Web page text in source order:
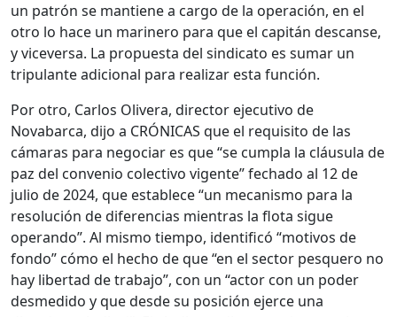
un patrón se mantiene a cargo de la operación, en el
otro lo hace un marinero para que el capitán descanse,
y viceversa. La propuesta del sindicato es sumar un
tripulante adicional para realizar esta función.
Por otro, Carlos Olivera, director ejecutivo de
Novabarca, dijo a CRÓNICAS que el requisito de las
cámaras para negociar es que “se cumpla la cláusula de
paz del convenio colectivo vigente” fechado al 12 de
julio de 2024, que establece “un mecanismo para la
resolución de diferencias mientras la flota sigue
operando”. Al mismo tiempo, identificó “motivos de
fondo” cómo el hecho de que “en el sector pesquero no
hay libertad de trabajo”, con un “actor con un poder
desmedido y que desde su posición ejerce una